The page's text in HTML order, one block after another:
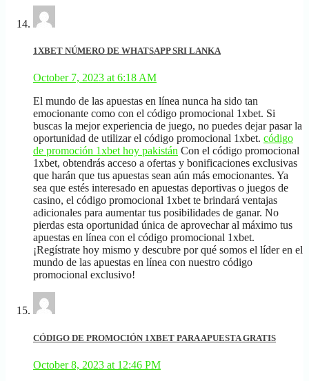
1XBET NÚMERO DE WHATSAPP SRI LANKA
October 7, 2023 at 6:18 AM
El mundo de las apuestas en línea nunca ha sido tan
emocionante como con el código promocional 1xbet. Si
buscas la mejor experiencia de juego, no puedes dejar pasar la
oportunidad de utilizar el código promocional 1xbet. código
de promoción 1xbet hoy pakistán Con el código promocional
1xbet, obtendrás acceso a ofertas y bonificaciones exclusivas
que harán que tus apuestas sean aún más emocionantes. Ya
sea que estés interesado en apuestas deportivas o juegos de
casino, el código promocional 1xbet te brindará ventajas
adicionales para aumentar tus posibilidades de ganar. No
pierdas esta oportunidad única de aprovechar al máximo tus
apuestas en línea con el código promocional 1xbet.
¡Regístrate hoy mismo y descubre por qué somos el líder en el
mundo de las apuestas en línea con nuestro código
promocional exclusivo!
CÓDIGO DE PROMOCIÓN 1XBET PARA APUESTA GRATIS
October 8, 2023 at 12:46 PM